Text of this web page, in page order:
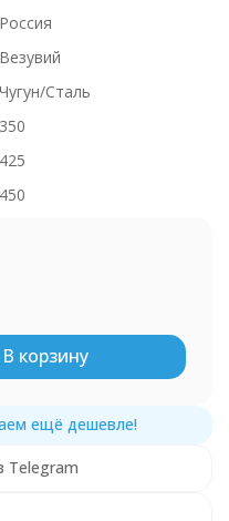
Россия
Везувий
Чугун/Сталь
350
425
450
В корзину
Telegram